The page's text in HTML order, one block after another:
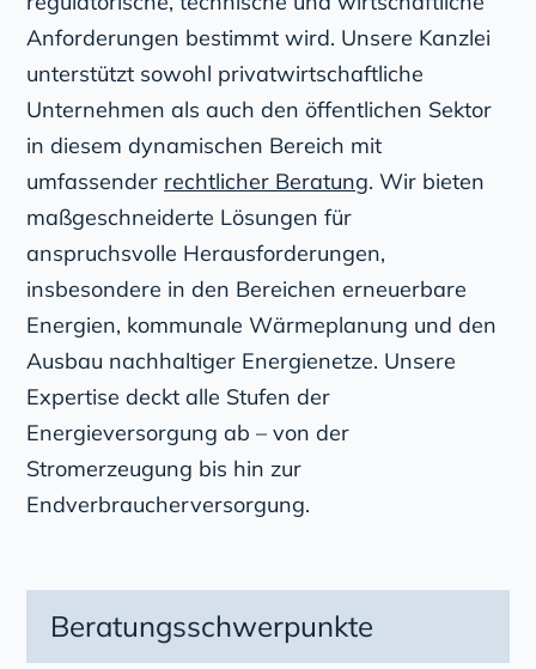
Anforderungen bestimmt wird. Unsere Kanzlei
unterstützt sowohl privatwirtschaftliche
Unternehmen als auch den öffentlichen Sektor
in diesem dynamischen Bereich mit
umfassender rechtlicher Beratung. Wir bieten
maßgeschneiderte Lösungen für
anspruchsvolle Herausforderungen,
insbesondere in den Bereichen erneuerbare
Energien, kommunale Wärmeplanung und den
Ausbau nachhaltiger Energienetze. Unsere
Expertise deckt alle Stufen der
Energieversorgung ab – von der
Stromerzeugung bis hin zur
Endverbraucherversorgung.
Beratungsschwerpunkte